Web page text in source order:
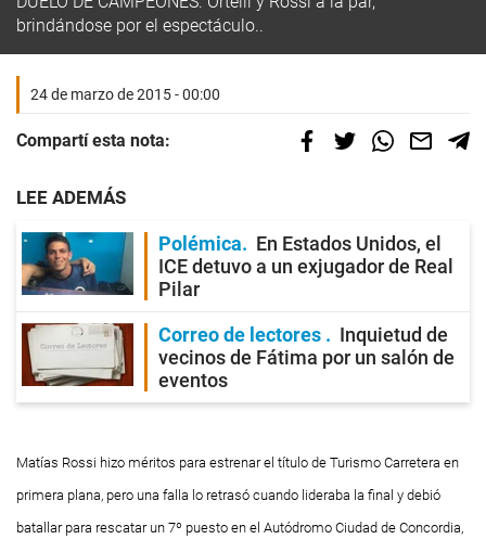
brindándose por el espectáculo..
24 de marzo de 2015 - 00:00
Compartí esta nota:
LEE ADEMÁS
Polémica
En Estados Unidos, el
ICE detuvo a un exjugador de Real
Pilar
Correo de lectores
Inquietud de
vecinos de Fátima por un salón de
eventos
Matías Rossi hizo méritos para estrenar el título de Turismo Carretera en
primera plana, pero una falla lo retrasó cuando lideraba la final y debió
batallar para rescatar un 7º puesto en el Autódromo Ciudad de Concordia,